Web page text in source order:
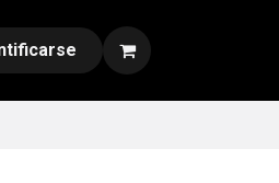
Redes y Canales de Venta